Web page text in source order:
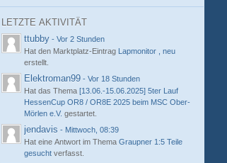
LETZTE AKTIVITÄT
ttubby - Vor 2 Stunden
Hat den Marktplatz-Eintrag Lapmonitor , neu
erstellt.
Elektroman99 - Vor 18 Stunden
Hat das Thema [13.06.-15.06.2025] 5ter Lauf
HessenCup OR8 / OR8E 2025 beim MSC Ober-
Mörlen e.V. gestartet.
jendavis - Mittwoch, 08:39
Hat eine Antwort im Thema Graupner 1:5 Teile
gesucht verfasst.